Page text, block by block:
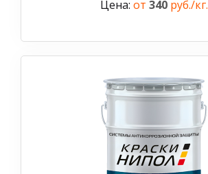
Цена: от 340руб./кг.